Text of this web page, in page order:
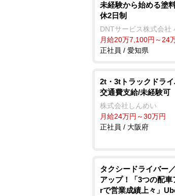
未経験から始める塗
休2日制
DNTサービス株式会社
月給20万7,100円～24
正社員 / 愛知県
2t・3tトラックドラ
交通費支給/未経験可
株式会社しんめい
月給24万円～30万円
正社員 / 大阪府
タクシードライバー
アップ！「3つの配
rで営業成績上々」